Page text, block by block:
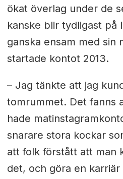
ökat överlag under de
kanske blir tydligast på
ganska ensam med sin
startade kontot 2013.
– Jag tänkte att jag
tomrummet. Det fanns
hade
snarare stora kockar
att folk förstått att man
det, och göra en karriär